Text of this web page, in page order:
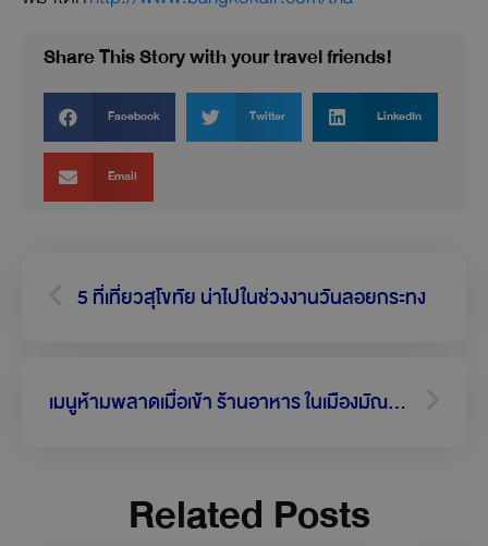
Share This Story with your travel friends!
Facebook Twitter LinkedIn
Email
5 ที่เที่ยวสุโขทัย น่าไปในช่วงงานวันลอยกระทง
เมนูห้ามพลาดเมื่อเข้า ร้านอาหาร ในเมืองมัณฑะเลย์
Related Posts